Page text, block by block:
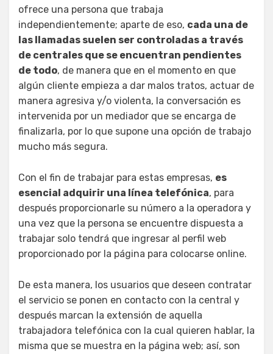
ofrece una persona que trabaja
independientemente; aparte de eso, cada una de
las llamadas suelen ser controladas a través
de centrales que se encuentran pendientes
de todo, de manera que en el momento en que
algún cliente empieza a dar malos tratos, actuar de
manera agresiva y/o violenta, la conversación es
intervenida por un mediador que se encarga de
finalizarla, por lo que supone una opción de trabajo
mucho más segura.
Con el fin de trabajar para estas empresas, es
esencial adquirir una línea telefónica, para
después proporcionarle su número a la operadora y
una vez que la persona se encuentre dispuesta a
trabajar solo tendrá que ingresar al perfil web
proporcionado por la página para colocarse online.
De esta manera, los usuarios que deseen contratar
el servicio se ponen en contacto con la central y
después marcan la extensión de aquella
trabajadora telefónica con la cual quieren hablar, la
misma que se muestra en la página web; así, son